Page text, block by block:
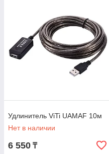
Удлинитель ViTi UAMAF 10м
Нет в наличии
6 550 ₸